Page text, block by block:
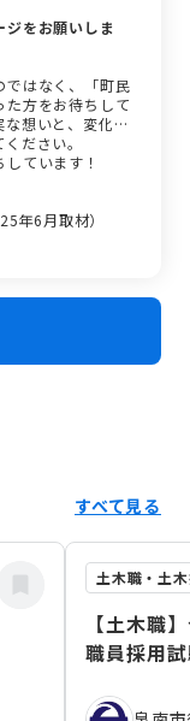
をお願いしま
ではなく、「町民
た方をお待ちして
想いと、変化を
ださい。
ています！
年6月取材）
すべて見る
【土木職
職員採用